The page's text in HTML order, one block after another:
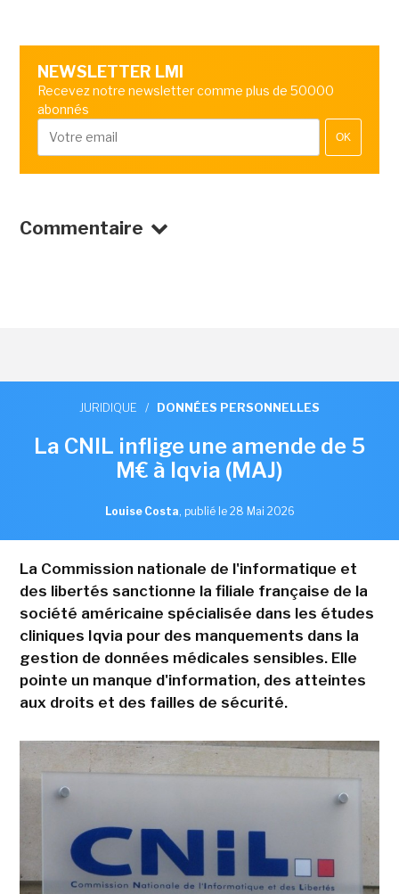
NEWSLETTER LMI
Recevez notre newsletter comme plus de 50000
abonnés
OK
Commentaire
JURIDIQUE / DONNÉES PERSONNELLES
La CNIL inflige une amende de 5
M€ à Iqvia (MAJ)
Louise Costa, publié le 28 Mai 2026
La Commission nationale de l'informatique et
des libertés sanctionne la filiale française de la
société américaine spécialisée dans les études
cliniques Iqvia pour des manquements dans la
gestion de données médicales sensibles. Elle
pointe un manque d'information, des atteintes
aux droits et des failles de sécurité.